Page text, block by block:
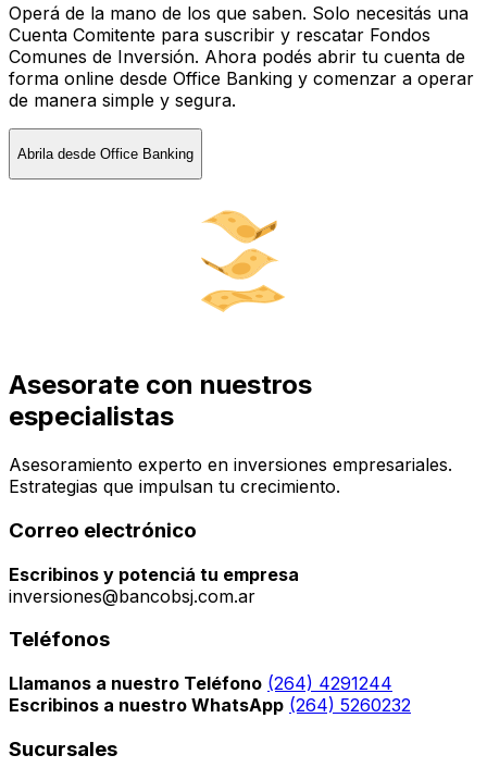
Operá de la mano de los que saben. Solo necesitás una
Cuenta Comitente para suscribir y rescatar Fondos
Comunes de Inversión. Ahora podés abrir tu cuenta de
forma online desde Office Banking y comenzar a operar
de manera simple y segura.
Abrila desde Office Banking
Asesorate con nuestros
especialistas
Asesoramiento experto en inversiones empresariales.
Estrategias que impulsan tu crecimiento.
Correo electrónico
Escribinos y potenciá tu empresa
inversiones@bancobsj.com.ar
Teléfonos
Llamanos a nuestro Teléfono (264) 4291244
Escribinos a nuestro WhatsApp (264) 5260232
Sucursales